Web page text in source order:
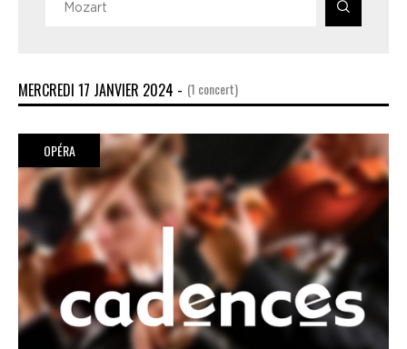
MERCREDI 17 JANVIER 2024 - (1 concert)
OPÉRA